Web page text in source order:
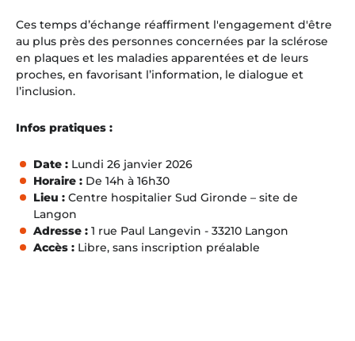
Ces temps d’échange réaffirment l'engagement d'être
au plus près des personnes concernées par la sclérose
en plaques et les maladies apparentées et de leurs
proches, en favorisant l’information, le dialogue et
l’inclusion.
Infos pratiques :
Date : Lundi 26 janvier 2026
Horaire : De 14h à 16h30
Lieu : Centre hospitalier Sud Gironde – site de
Langon
Adresse : 1 rue Paul Langevin - 33210 Langon
Accès : Libre, sans inscription préalable